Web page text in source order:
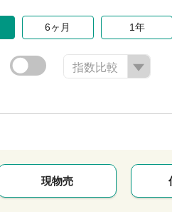
6ヶ月 1年
指数比較
現物売